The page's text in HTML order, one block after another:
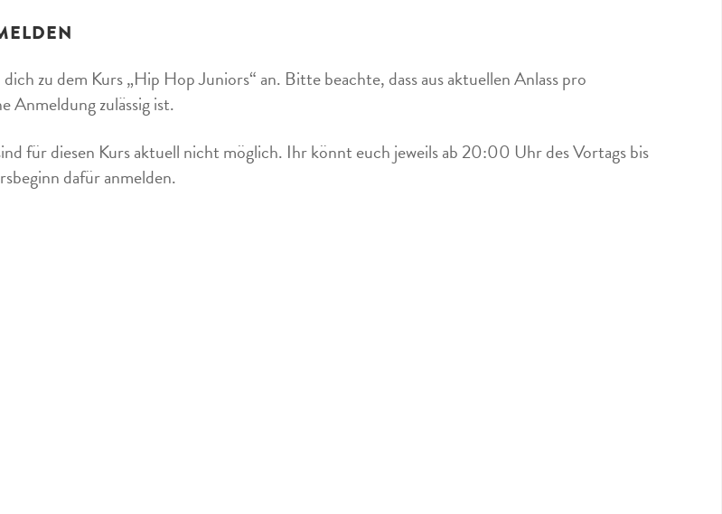
zu dem Kurs „Hip Hop Juniors“ an. Bitte beachte, dass aus aktuellen Anlass pro
Anmeldung zulässig ist.
für diesen Kurs aktuell nicht möglich. Ihr könnt euch jeweils ab 20:00 Uhr des Vortags bis
dafür anmelden.